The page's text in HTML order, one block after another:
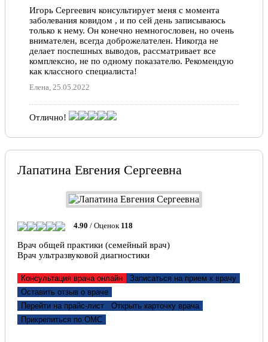
Игорь Сергеевич консультирует меня с момента
заболевания ковидом , и по сей день записываюсь
только к нему. Он конечно немногословен, но очень
внимателен, всегда доброжелателен. Никогда не
делает поспешных выводов, рассматривает все
комплексно, не по одному показателю. Рекомендую
как классного специалиста!
Елена, 25.05.2022
Отлично!
Гончарова Татьяна Валерьевна , 06.02.2022
нему лечиться (не буду пересказывать доктора
обратная связь! И консультирует онлайн. Что,
согласитесь, сейчас немаловажно!
Евгения, 31.01.2022
Отлично!
Отличный врач. Все четко и по делу, ничего
Лапатина Евгения Сергеевна
4.90 / Оценок 118
Врач общей практики (семейный врач)
Врач ультразвуковой диагностики
Консультация врача онлайн
Записаться на прием к врачу
Оставить отзыв о враче
Перейти на прайс-лист
Открыть карточку врача
Прикрепиться по ОМС